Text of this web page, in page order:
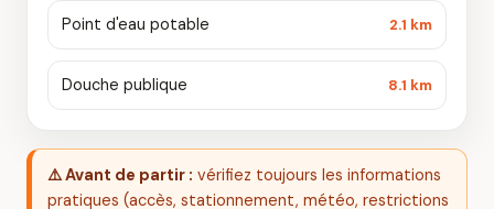
Point d'eau potable 2.1 km
Douche publique 8.1 km
⚠️ Avant de partir : vérifiez toujours les informations
pratiques (accès, stationnement, météo, restrictions